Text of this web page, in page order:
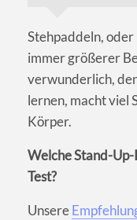
Stehpaddeln,
immer größerer
verwunderlich,
lernen, macht viel
Körper.
Welche Stand-
Test?
Unsere